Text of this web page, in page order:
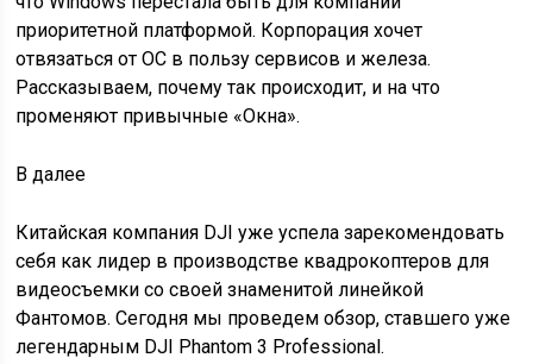
приоритетной платформой. Корпорация хочет
отвязаться от ОС в пользу сервисов и железа.
Рассказываем, почему так происходит, и на что
променяют привычные «Окна».
Вдалее
Китайская компания DJI уже успела зарекомендовать
себя как лидер в производстве квадрокоптеров для
видеосъемки со своей знаменитой линейкой
Фантомов. Сегодня мы проведем обзор, ставшего уже
легендарным DJI Phantom 3 Professional.